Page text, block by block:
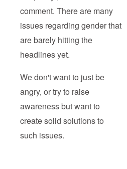
comment. There are many
issues regarding gender that
are barely hitting the
headlines yet.
We don't want to just be
angry, or try to raise
awareness but want to
create solid solutions to
such issues.